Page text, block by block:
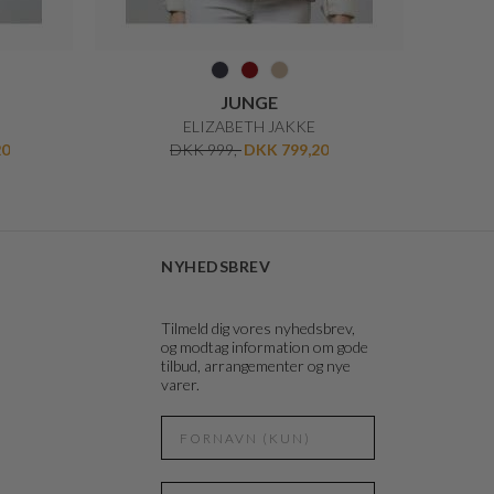
JUNGE
ELIZABETH JAKKE
DKK 999,-DKK 799,20
NYHEDSBREV
Tilmeld dig vores nyhedsbrev,
og modtag information om gode
tilbud, arrangementer og nye
varer.